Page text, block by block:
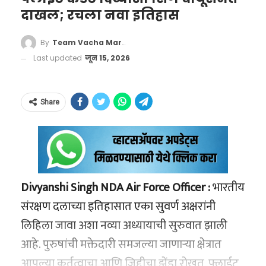
वाचा मराठी’चा व्हॉट्सअप ग्रुप-3 जॉईन करण्यासाठी येथे
क्लिक करा!
क्लिक करा!
Govt Tightens Cough Syrup
Rules, Prescription Needed for
More
दाखल; रचला नवा इतिहास
By Team Vacha Marathi
Last updated जून 15, 2026
Share
Divyanshi Singh NDA Air Force Officer :भारतीय
संरक्षण दलाच्या इतिहासात एका सुवर्ण अक्षरांनी
लिहिला जावा अशा नव्या अध्यायाची सुरुवात झाली
आहे. पुरुषांची मक्तेदारी समजल्या जाणाऱ्या क्षेत्रात